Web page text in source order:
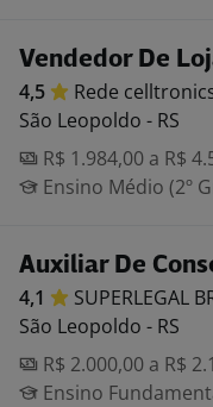
Vendedor De
4,5 Rede
São Leopoldo - RS
R$ 1.984,00 a R$
Ensino Médio (2º
Auxiliar De
4,1 SUPERLEGAL
São Leopoldo - RS
R$ 2.000,00 a R$
Ensino